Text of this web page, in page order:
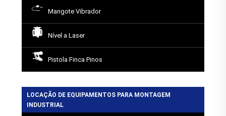
Mangote Vibrador
Nível a Laser
Pistola Finca Pinos
LOCAÇÃO DE EQUIPAMENTOS PARA MONTAGEM
INDUSTRIAL